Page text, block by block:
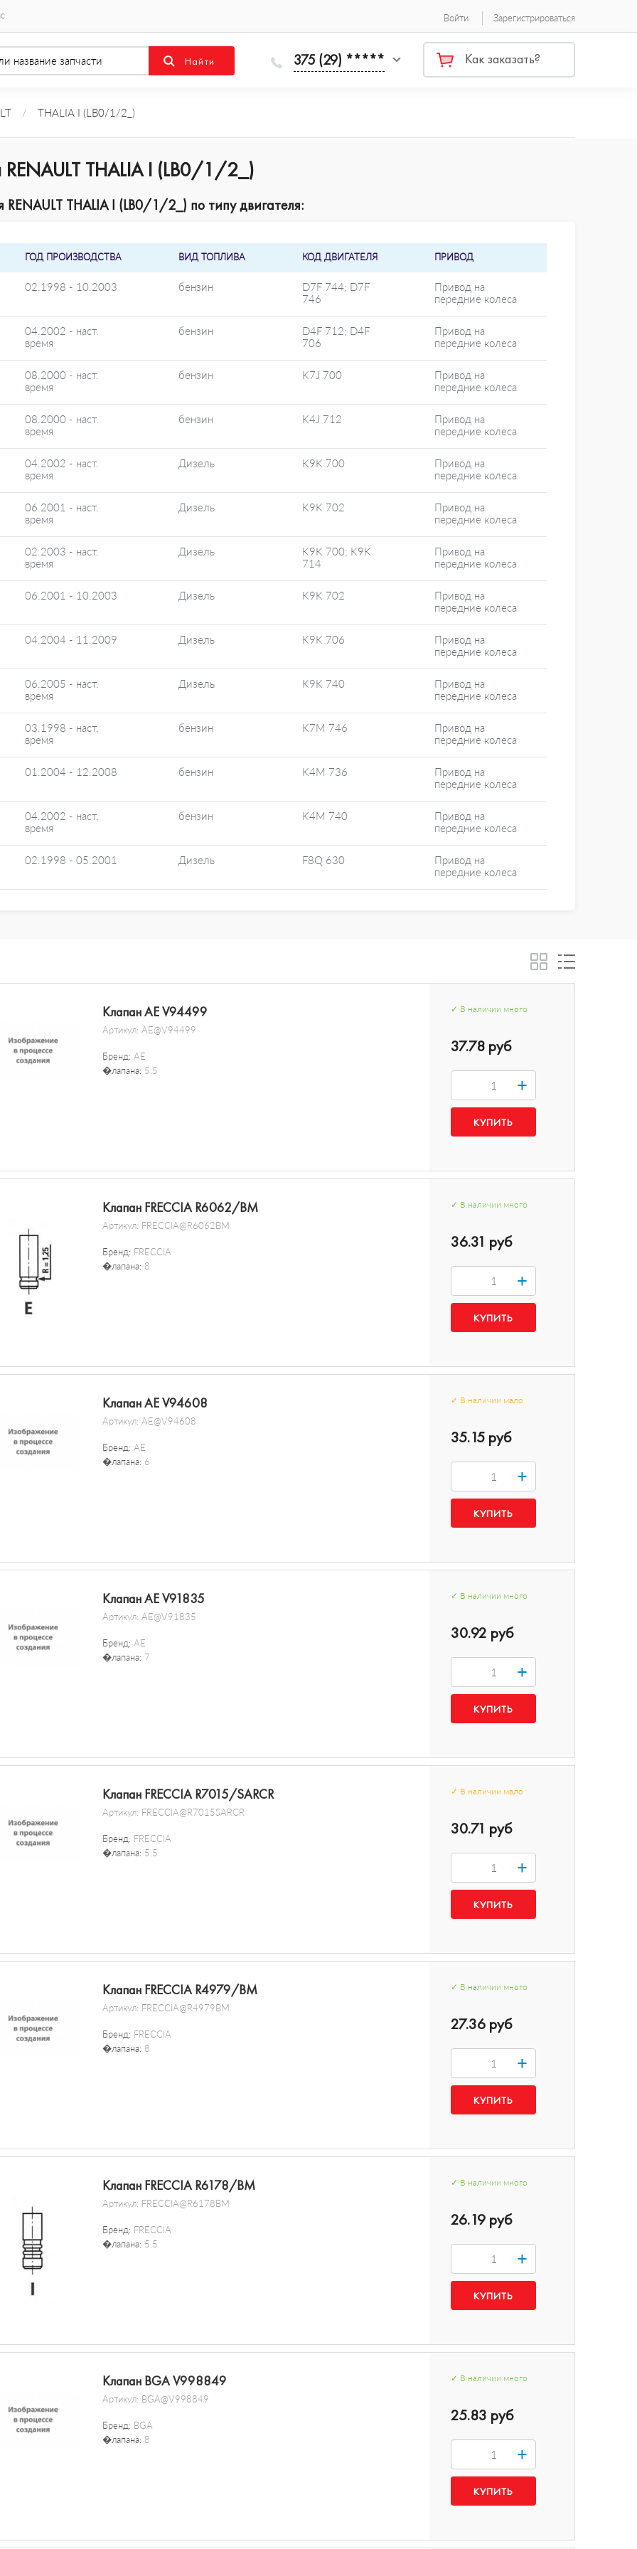
Войти Зарегистрироваться
375 (29) ***** Как заказать?
/ THALIA I (LB0/1/2_)
THALIA I (LB0/1/2_)
THALIA I (LB0/1/2_) по типу двигателя:
ГОД ПРОИЗВОДСТВА ВИД ТОПЛИВА КОД ДВИГАТЕЛЯ ПРИВОД
02.1998 - 10.2003 бензин
D7F 744; D7F
746
Привод на
передние колеса
04.2002 - наст.
время
бензин
D4F 712; D4F
706
Привод на
передние колеса
08.2000 - наст.
время
бензин K7J 700
Привод на
передние колеса
08.2000 - наст.
время
бензин K4J 712
Привод на
передние колеса
04.2002 - наст.
время
Дизель K9K 700
Привод на
передние колеса
06.2001 - наст.
время
Дизель K9K 702
Привод на
передние колеса
02.2003 - наст.
время
Дизель
K9K 700; K9K
714
Привод на
передние колеса
06.2001 - 10.2003 Дизель K9K 702
Привод на
передние колеса
04.2004 - 11.2009 Дизель K9K 706
Привод на
передние колеса
06.2005 - наст.
время
Дизель K9K 740
Привод на
передние колеса
03.1998 - наст.
время
бензин K7M 746
Привод на
передние колеса
01.2004 - 12.2008 бензин K4M 736
Привод на
передние колеса
04.2002 - наст.
время
бензин K4M 740
Привод на
передние колеса
02.1998 - 05.2001 Дизель F8Q 630
Привод на
передние колеса
Клапан AE V94499
Артикул: AE@V94499
Бренд: AE
�лапана: 5.5
✓ В наличии много
37.78 руб
+
Клапан FRECCIA R6062/BM
Артикул: FRECCIA@R6062BM
Бренд: FRECCIA
�лапана: 8
✓ В наличии много
36.31 руб
+
Клапан AE V94608
Артикул: AE@V94608
Бренд: AE
�лапана: 6
✓ В наличии мало
35.15 руб
+
Клапан AE V91835
Артикул: AE@V91835
Бренд: AE
�лапана: 7
✓ В наличии много
30.92 руб
+
Клапан FRECCIA R7015/SARCR
Артикул: FRECCIA@R7015SARCR
Бренд: FRECCIA
�лапана: 5.5
✓ В наличии мало
30.71 руб
+
Клапан FRECCIA R4979/BM
Артикул: FRECCIA@R4979BM
Бренд: FRECCIA
�лапана: 8
✓ В наличии много
27.36 руб
+
Клапан FRECCIA R6178/BM
Артикул: FRECCIA@R6178BM
Бренд: FRECCIA
�лапана: 5.5
✓ В наличии много
26.19 руб
+
Клапан BGA V998849
Артикул: BGA@V998849
Бренд: BGA
�лапана: 8
✓ В наличии много
25.83 руб
+